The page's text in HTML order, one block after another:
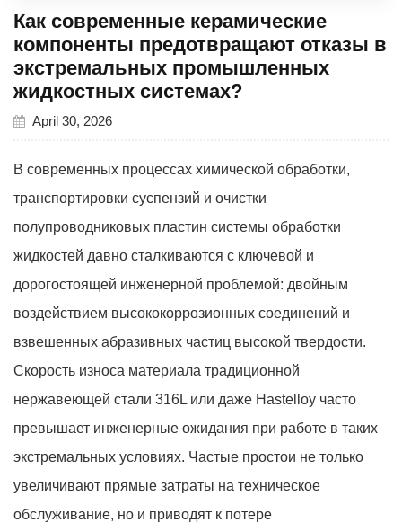
Как современные керамические
компоненты предотвращают отказы в
экстремальных промышленных
жидкостных системах?
April 30, 2026
В современных процессах химической обработки,
транспортировки суспензий и очистки
полупроводниковых пластин системы обработки
жидкостей давно сталкиваются с ключевой и
дорогостоящей инженерной проблемой: двойным
воздействием высококоррозионных соединений и
взвешенных абразивных частиц высокой твердости.
Скорость износа материала традиционной
нержавеющей стали 316L или даже Hastelloy часто
превышает инженерные ожидания при работе в таких
экстремальных условиях. Частые простои не только
увеличивают прямые затраты на техническое
обслуживание, но и приводят к потере